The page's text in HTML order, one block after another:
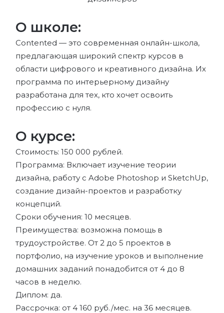
О школе:
Contented — это современная онлайн-школа,
предлагающая широкий спектр курсов в
области цифрового и креативного дизайна. Их
программа по интерьерному дизайну
разработана для тех, кто хочет освоить
профессию с нуля.
О курсе:
Стоимость: 150 000 рублей.
Программа: Включает изучение теории
дизайна, работу с Adobe Photoshop и SketchUp,
создание дизайн-проектов и разработку
концепций.
Сроки обучения: 10 месяцев.
Преимущества: возможна помощь в
трудоустройстве. От 2 до 5 проектов в
портфолио, на изучение уроков и выполнение
домашних заданий понадобится от 4 до 8
часов в неделю.
Диплом: да.
Рассрочка: от 4 160 руб./мес. на 36 месяцев.